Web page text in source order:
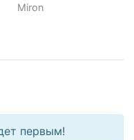
Miron
первым!